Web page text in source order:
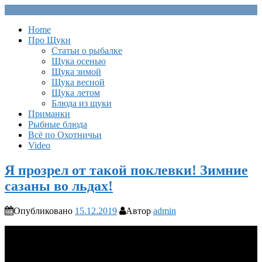
Home
Про Щуки
Статьи о рыбалке
Щука осенью
Щука зимой
Щука весной
Щука летом
Блюда из щуки
Приманки
Рыбные блюда
Всё по Охотничьи
Video
Я прозрел от такой поклевки! Зимние
сазаны во льдах!
Опубликовано 15.12.2019 Автор admin